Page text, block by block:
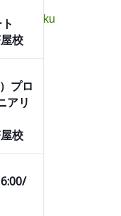
校
プロ
アリ
校